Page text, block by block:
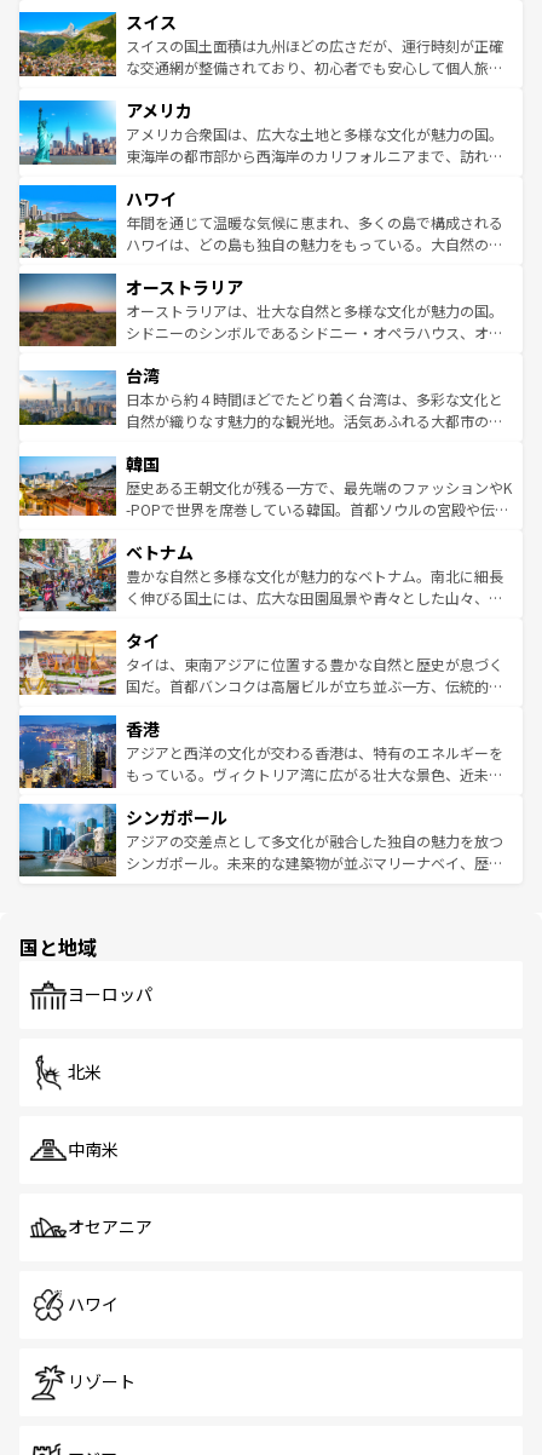
れる地方に足を運ぶとそれぞれで全く異なる文化を体験で
きるだろう。 なお、新着のフランス情報はコンテンツ一覧
を参照してほしい。
は、お酒好きな人にはぜひ体験してほしい。 なお、新着の
ドイツ情報はコンテンツ一覧を参照してほしい。
リアごとに異なる魅力がある。また、優雅なアフタヌーン
ティー、ビール好きにはたまらない英国パブ、サッカー観
戦など、本場だからこそできる体験も豊富。イギリスを旅
ンツ一覧を参照してほしい。
スイス
スイスの国土面積は九州ほどの広さだが、運行時刻が正確
な交通網が整備されており、初心者でも安心して個人旅行
の建物がそのまま残る町や、スイスならではのユニークな
博物館もあり、アルプス観光だけでなく町歩きも満喫する
ことができる。国民の所得が高いため物価も高いが、旅行
ば市内交通費無料で観光を楽しむこともできる。 なお、新
着のスイス情報はコンテンツ一覧 を参照してほしい。
アメリカ
アメリカ合衆国は、広大な土地と多様な文化が魅力の国。
東海岸の都市部から西海岸のカリフォルニアまで、訪れる
のような巨大都市は、観光、ショッピング、エンターテイ
ンメントが詰まった刺激的なスポットだ。一方、アメリカ
西部には大自然が広がり、グランドキャニオンやイエロー
部のニューオーリンズでは、音楽と美食が融合した独特の
文化が魅力。旅行者はアメリカの各地域で異なる魅力を楽
しみながら、その多様性と豊かな歴史を感じることができ
ならではの贅沢な旅のスタイルだ。 なお、新着のアメリカ
情報はコンテンツ一覧を参照してほしい。
ハワイ
年間を通じて温暖な気候に恵まれ、多くの島で構成される
ハワイは、どの島も独自の魅力をもっている。大自然の神
ワイ島は見逃せない。また、定番の観光地といえばオアフ
島だが、静かな自然を求めるならマウイ島やカウアイ島が
おすすめ。エメラルドグリーンに輝く海をはじめ、豊かな
れるおもてなしの心で訪れる人々を迎えてくれるハワイの
人々、おいしいローカルフードやハワイアンミュージッ
ク、伝統的なフラダンスなど、すべてがハワイの魅力を彩
ワイを、存分に味わってほしい。 なお、新着のハワイ情報
はコンテンツ一覧を参照してほしい。
オーストラリア
オーストラリアは、壮大な自然と多様な文化が魅力の国。
シドニーのシンボルであるシドニー・オペラハウス、オー
リアリーフや大陸中央部にそびえるウルル（エアーズロッ
ク）、タスマニアの美しい原生林やケアンズの熱帯雨林な
ど、見どころがたくさん。また、カフェやワイン、オージ
いる。アクティビティも充実しており、サーフィンやダイ
ビング、ハイキングなど、アウトドア好きにはたまらな
い。オーストラリアの多彩な魅力を存分に味わいつくそ
参照してほしい。
台湾
日本から約４時間ほどでたどり着く台湾は、多彩な文化と
自然が織りなす魅力的な観光地。活気あふれる大都市の台
ン）、静ひつな山岳地帯である台湾東部など、都市の喧騒
と山間の静けさが共存しており、訪れる人に新しい発見と
驚きをもたらしてくれる。また、奥深い台湾の食文化も魅
容にもいいと評判のスイーツなど、バラエティ豊かな料理
が味わえる。 なお、新着の台湾情報は コンテンツ一覧を参
照してほしい。
韓国
歴史ある王朝文化が残る一方で、最先端のファッションやK
-POPで世界を席巻している韓国。首都ソウルの宮殿や伝統
き、地方に足を延ばせば四季折々の自然美を楽しむことが
できる。そして、キムチや焼肉、絶品のストリートフード
まで、さまざまな韓国料理が待っている。夜には、韓国な
リティに包まれながら、韓国の多彩な魅力を心ゆくまで味
わってみてほしい。 なお、新着の韓国情報はコンテンツ一
覧を参照してほしい。
ベトナム
豊かな自然と多様な文化が魅力的なベトナム。南北に細長
く伸びる国土には、広大な田園風景や青々とした山々、世
急速な発展と共に伝統が息づく。ハノイの古い町並みやホ
ーチミン市のフランス統治時代の建物も、独特の雰囲気を
醸し出している。また、バラエティの豊かさとおいしさで
とつ。フォーやバインミー、ベトナムコーヒーなどは、ぜ
ひ現地で味わいたい。どの地域を訪れてもあたたかい人々
が旅行者を迎えてくれるので、きっと忘れられない旅にな
参照してほしい。
タイ
タイは、東南アジアに位置する豊かな自然と歴史が息づく
国だ。首都バンコクは高層ビルが立ち並ぶ一方、伝統的な
の活気が交差している。北部ではチェンマイなどの山岳地
帯で自然と触れ合い、南部ではプーケットやクラビの美し
いビーチでリゾート気分を楽しむことができる。タイ料理
激する。気候は一年中温暖で、どの季節にも異なる楽しみ
が待っている。親しみやすいタイの人々、仏教を中心とし
た文化、そして多様な観光資源が、訪れる旅人を魅了し続
香港
アジアと西洋の文化が交わる香港は、特有のエネルギーを
もっている。ヴィクトリア湾に広がる壮大な景色、近未来
み、どこを訪れても感動するはず。観光スポットが密集し
ており、効率よく見どころを回れるのも魅力。息をのむよ
うな絶景から文化的な体験まで、香港を存分に楽しみ尽く
シンガポール
アジアの交差点として多文化が融合した独自の魅力を放つ
シンガポール。未来的な建築物が並ぶマリーナベイ、歴史
で、ホーカーズは地元の風情を楽しめる外せないスポット
国と地域
ヨーロッパ
北米
中南米
オセアニア
ハワイ
リゾート